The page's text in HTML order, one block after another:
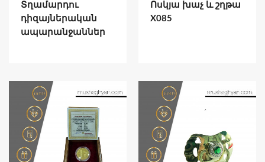
Տղամարդու
դիզայներական
ապարանջաններ
Ոսկյա խաչ և շղթա
X085